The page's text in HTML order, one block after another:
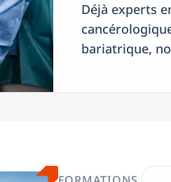
Déjà experts
bariatrique,